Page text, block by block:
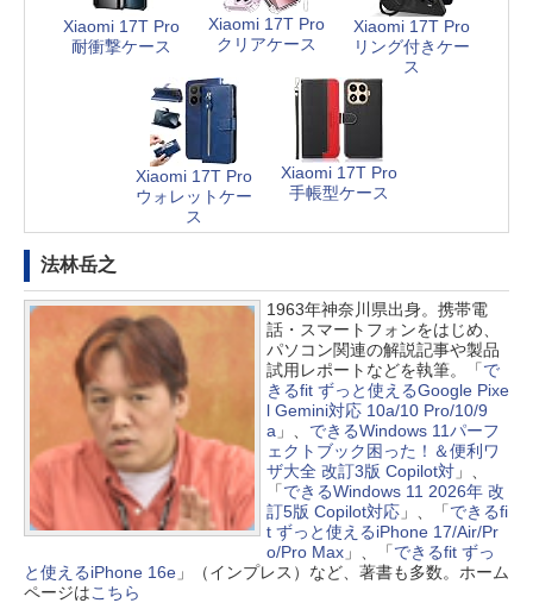
Xiaomi 17T Pro
耐衝撃ケース
Xiaomi 17T Pro
クリアケース
Xiaomi 17T Pro
リング付きケー
ス
Xiaomi 17T Pro
ウォレットケー
ス
Xiaomi 17T Pro
手帳型ケース
法林岳之
1963年神奈川県出身。携帯電
話・スマートフォンをはじめ、
パソコン関連の解説記事や製品
試用レポートなどを執筆。「で
きるfit ずっと使えるGoogle Pixe
l Gemini対応 10a/10 Pro/10/9
a 」、 できるWindows 11パーフ
ェクトブック困った！＆便利ワ
ザ大全 改訂3版 Copilot対」、
「できるWindows 11 2026年 改
訂5版 Copilot対応」、「できるfi
t ずっと使えるiPhone 17/Air/Pr
o/Pro Max」、「できるfit ずっ
と使えるiPhone 16e」（インプレス）など、著書も多数。ホーム
ページはこちら